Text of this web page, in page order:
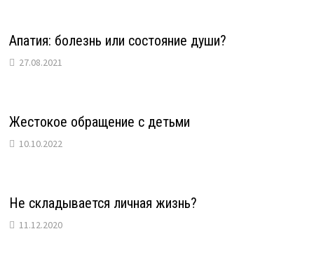
Апатия: болезнь или состояние души?
27.08.2021
Жестокое обращение с детьми
10.10.2022
Не складывается личная жизнь?
11.12.2020